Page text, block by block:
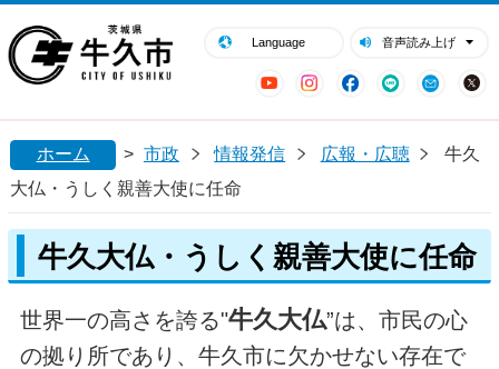
Language 音声読み上げ
YouTubeInstagram
Facebook
LINE Mail
閉じる
ホーム > 市政 情報発信 広報・広聴
牛久
大仏・うしく親善大使に任命
牛久大仏・うしく親善大使に任命
世界一の高さを誇る"牛久大仏”は、市民の心
の拠り所であり、牛久市に欠かせない存在で